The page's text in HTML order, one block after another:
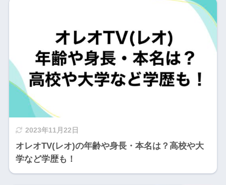
2023年11月22日
オレオTV(レオ)の年齢や身長・本名は？高校や大
学など学歴も！